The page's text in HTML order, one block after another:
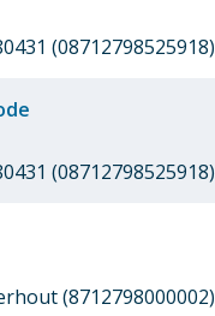
(08712798525918)
(08712798525918)
(8712798000002)